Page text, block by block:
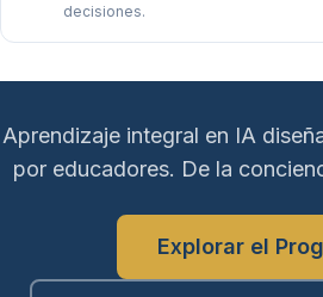
decisiones.
Aprendizaje integral en IA
por educadores. De la
Explorar el